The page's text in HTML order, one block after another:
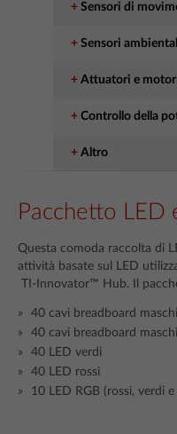
Sensori di
Sensori
Attuatori e
Controllo della
Altro
Pacchetto LED
Questa comoda raccolta di
attività basate sul LED
TI-Innovator™ Hub. Il
40 cavi breadboard
40 cavi breadboard
40 LED verdi
40 LED rossi
10 LED RGB (rossi, verdi e